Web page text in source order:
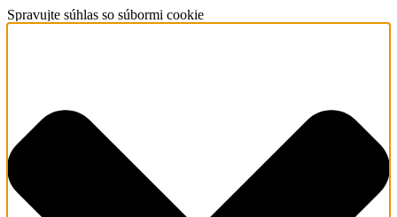
Spravujte súhlas so súbormi cookie
(Kongregácia,
provincia)
blahoslavení
redemptoristi